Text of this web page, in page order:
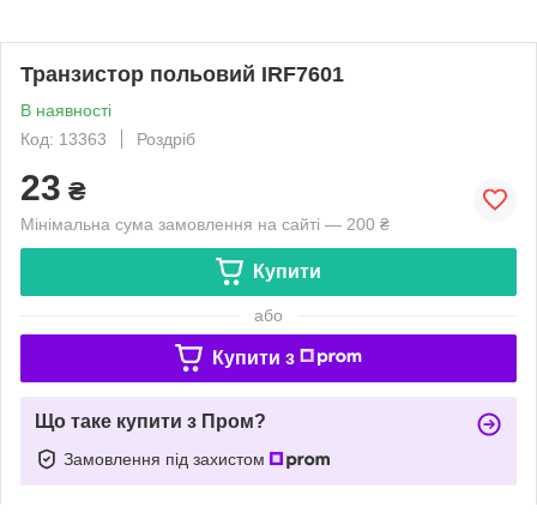
Транзистор польовий IRF7601
В наявності
Код: 13363
Роздріб
23 ₴
Мінімальна сума замовлення на сайті — 200 ₴
Купити
або
Купити з
Що таке купити з Пром?
Замовлення під захистом